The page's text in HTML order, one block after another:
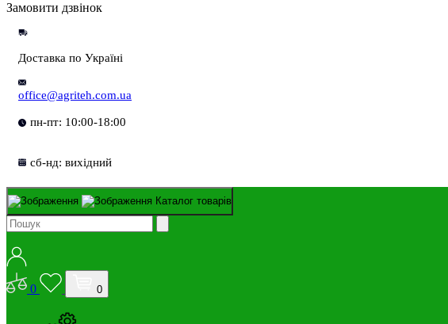
Замовити дзвінок
Доставка по Україні
office@agriteh.com.ua
пн-пт: 10:00-18:00
сб-нд: вихідний
Каталог товарів
0 0